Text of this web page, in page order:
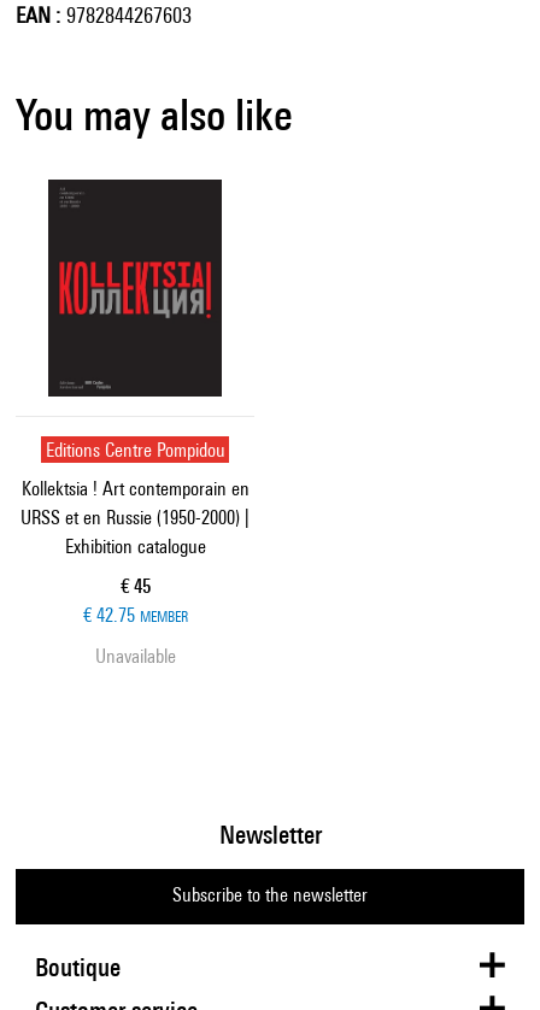
EAN
9782844267603
You may also like
Editions Centre Pompidou
Kollektsia ! Art contemporain en
URSS et en Russie (1950-2000) |
Exhibition catalogue
Current price
€ 45
€ 42.75 MEMBER
Unavailable
Boutique
Newsletter
Subscribe to the newsletter